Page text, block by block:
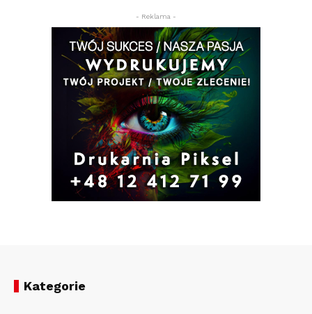
- Reklama -
Kategorie